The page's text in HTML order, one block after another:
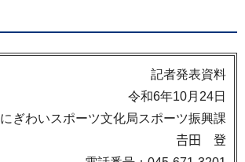
記者発表資料
令和6年10月24日
にぎわいスポーツ文化局スポーツ振興課
𠮷田 登